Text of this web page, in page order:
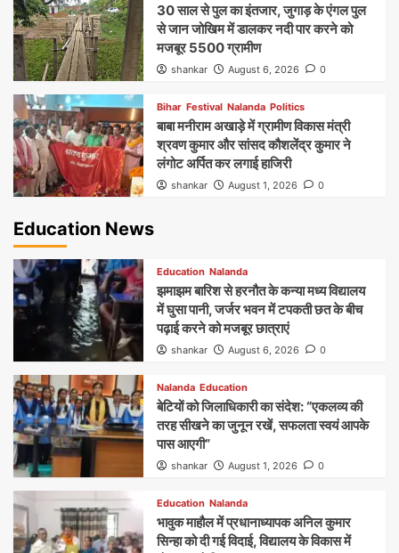
30 साल से पुल का इंतजार, जुगाड़ के एंगल पुल
से जान जोखिम में डालकर नदी पार करने को
मजबूर 5500 ग्रामीण
shankar August 6, 2026 0
Bihar Festival Nalanda Politics
बाबा मनीराम अखाड़े में ग्रामीण विकास मंत्री
श्रवण कुमार और सांसद कौशलेंद्र कुमार ने
लंगोट अर्पित कर लगाई हाजिरी
shankar August 1, 2026 0
Education News
Education Nalanda
झमाझम बारिश से हरनौत के कन्या मध्य विद्यालय
में घुसा पानी, जर्जर भवन में टपकती छत के बीच
पढ़ाई करने को मजबूर छात्राएं
shankar August 6, 2026 0
Nalanda Education
बेटियों को जिलाधिकारी का संदेश: “एकलव्य की
तरह सीखने का जुनून रखें, सफलता स्वयं आपके
पास आएगी”
shankar August 1, 2026 0
Education Nalanda
भावुक माहौल में प्रधानाध्यापक अनिल कुमार
सिन्हा को दी गई विदाई, विद्यालय के विकास में